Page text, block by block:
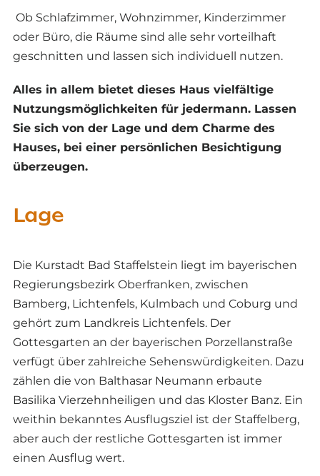
Ob Schlafzimmer, Wohnzimmer, Kinderzimmer
oder Büro, die Räume sind alle sehr vorteilhaft
geschnitten und lassen sich individuell nutzen.
Alles in allem bietet dieses Haus vielfältige
Nutzungsmöglichkeiten für jedermann. Lassen
Sie sich von der Lage und dem Charme des
Hauses, bei einer persönlichen Besichtigung
überzeugen.
Lage
Die Kurstadt Bad Staffelstein liegt im bayerischen
Regierungsbezirk Oberfranken, zwischen
Bamberg, Lichtenfels, Kulmbach und Coburg und
gehört zum Landkreis Lichtenfels. Der
Gottesgarten an der bayerischen Porzellanstraße
verfügt über zahlreiche Sehenswürdigkeiten. Dazu
zählen die von Balthasar Neumann erbaute
Basilika Vierzehnheiligen und das Kloster Banz. Ein
weithin bekanntes Ausflugsziel ist der Staffelberg,
aber auch der restliche Gottesgarten ist immer
einen Ausflug wert.